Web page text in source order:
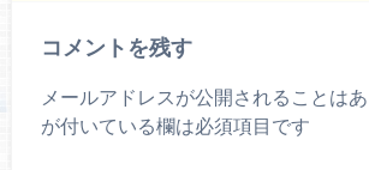
コメントを残す
メールアドレスが公開されることはあ
が付いている欄は必須項目です